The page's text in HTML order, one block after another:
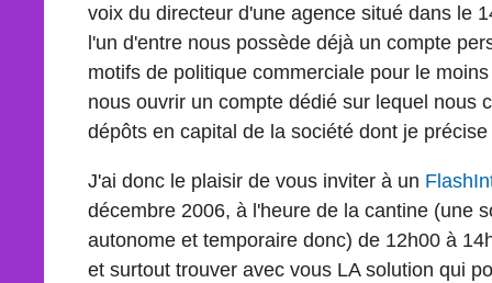
voix du directeur d'une agence situé dans le
l'un d'entre nous possède déjà un compte
motifs de politique commerciale pour le
nous ouvrir un compte dédié sur lequel nous
dépôts en capital de la société dont je
J'ai donc le plaisir de vous inviter à un
décembre 2006, à l'heure de la cantine (une
autonome et temporaire donc) de 12h00 à
et surtout trouver avec vous LA solution qui